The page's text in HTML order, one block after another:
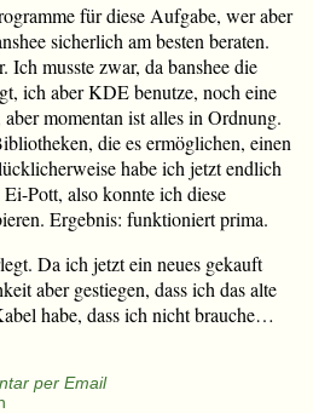
für diese Aufgabe, wer aber
sicherlich am besten beraten.
Ich musste zwar, da banshee die
ich aber KDE benutze, noch eine
momentan ist alles in Ordnung.
die es ermöglichen, einen
habe ich jetzt endlich
Pott, also konnte ich diese
Ergebnis: funktioniert prima.
Da ich jetzt ein neues gekauft
aber gestiegen, dass ich das alte
habe, dass ich nicht brauche…
per Email